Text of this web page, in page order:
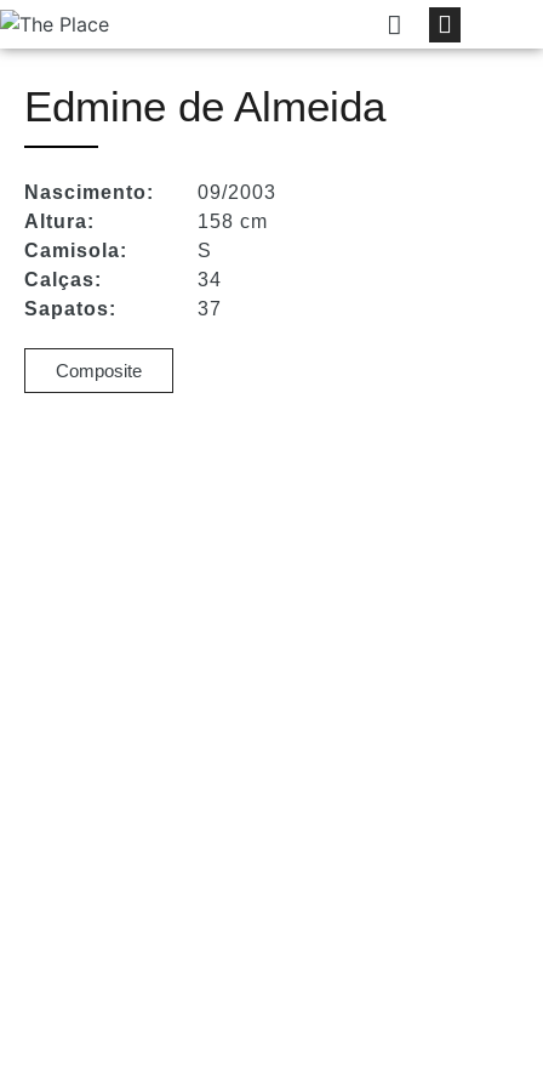
Edmine de Almeida
Nascimento:
Altura:
Camisola:
Calças:
Sapatos:
09/2003
158 cm
S
34
37
Composite